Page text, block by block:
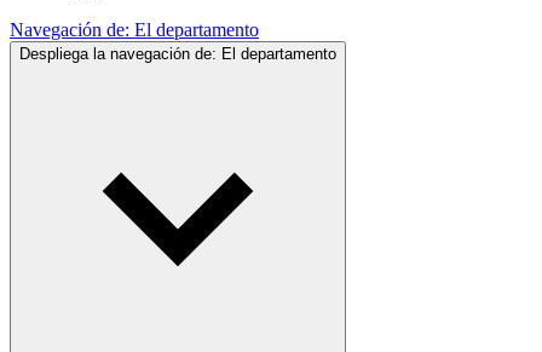
Navegación de: El departamento
Despliega la navegación de: El departamento